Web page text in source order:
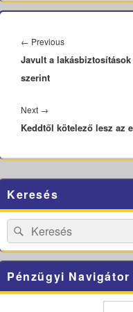
navigáció
← PreviousPrevious
post:
Javult a
szerint
Next →
post:
Keddtől kötelező lesz az
Sidebar
Widget
Area
Keresés
Search
for:
Search
Pénzügyi